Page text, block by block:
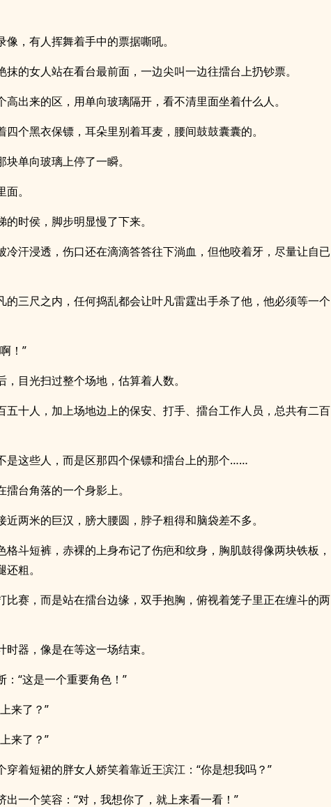
像，有人挥舞着手中的票据嘶吼。
抹的女人站在看台最前面，一边尖叫一边往擂台上扔钞票。
高出来的区，用单向玻璃隔开，看不清里面坐着什么人。
四个黑衣保镖，耳朵里别着耳麦，腰间鼓鼓囊囊的。
单向玻璃上停了一瞬。
。
的时侯，脚步明显慢了下来。
冷汗浸透，伤口还在滴滴答答往下淌血，但他咬着牙，尽量让自已
的三尺之内，任何捣乱都会让叶凡雷霆出手杀了他，他必须等一个
！”
，目光扫过整个场地，估算着人数。
五十人，加上场地边上的保安、打手、擂台工作人员，总共有二百
是这些人，而是区那四个保镖和擂台上的那个……
台角落的一个身影上。
近两米的巨汉，膀大腰圆，脖子粗得和脑袋差不多。
格斗短裤，赤裸的上身布记了伤疤和纹身，胸肌鼓得像两块铁板，
粗。
比赛，而是站在擂台边缘，双手抱胸，俯视着笼子里正在缠斗的两
时器，像是在等这一场结束。
：“这是一个重要角色！”
来了？”
来了？”
穿着短裙的胖女人娇笑着靠近王滨江：“你是想我吗？”
出一个笑容：“对，我想你了，就上来看一看！”